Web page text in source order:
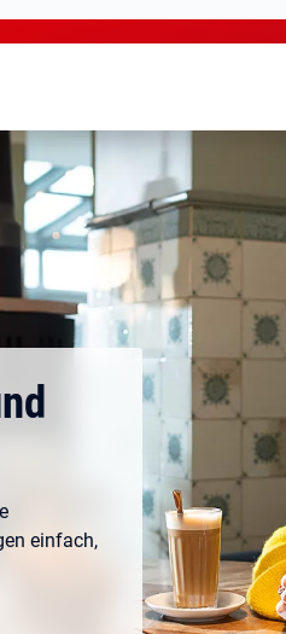
einfach,